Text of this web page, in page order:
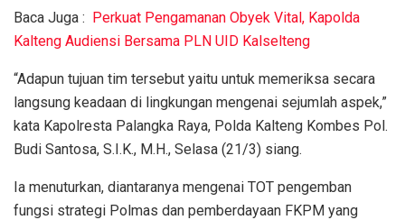
Baca Juga : Perkuat Pengamanan Obyek Vital, Kapolda
Kalteng Audiensi Bersama PLN UID Kalselteng
“Adapun tujuan tim tersebut yaitu untuk memeriksa secara
langsung keadaan di lingkungan mengenai sejumlah aspek,”
kata Kapolresta Palangka Raya, Polda Kalteng Kombes Pol.
Budi Santosa, S.I.K., M.H., Selasa (21/3) siang.
Ia menuturkan, diantaranya mengenai TOT pengemban
fungsi strategi Polmas dan pemberdayaan FKPM yang